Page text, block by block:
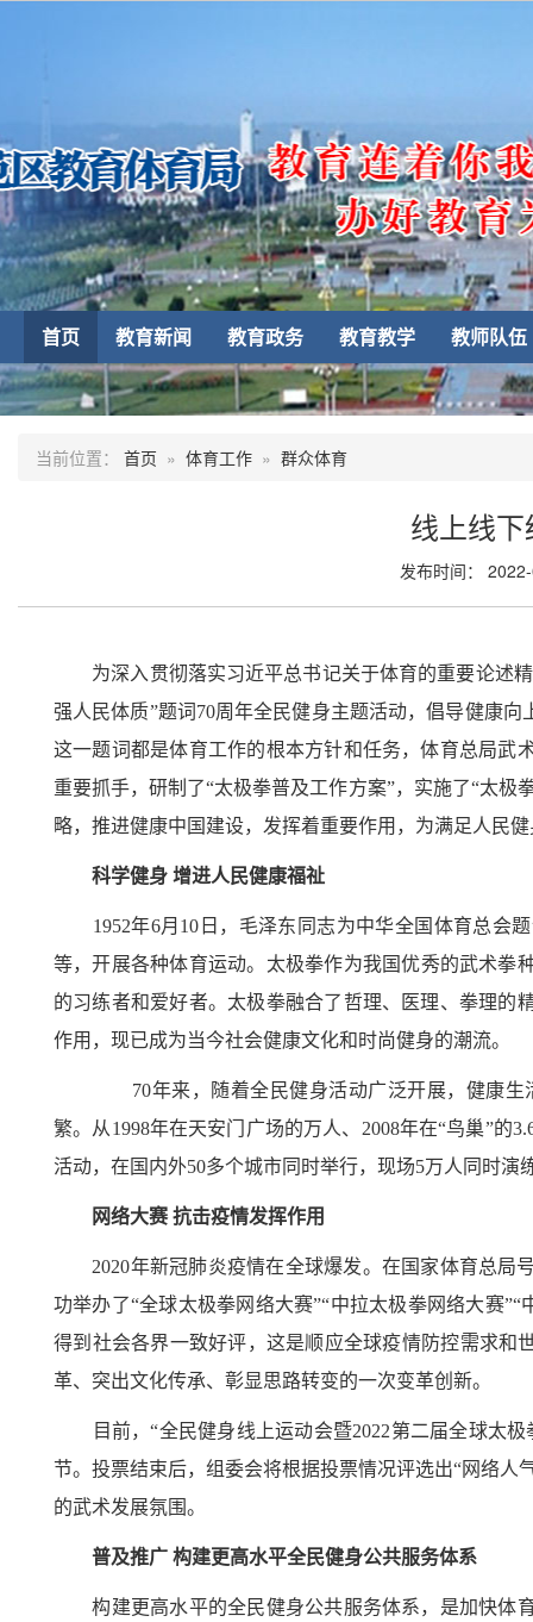
首页 教育新闻 教育政务 教育教学 教师队伍
当前位置： 首页 » 体育工作 » 群众体育
线上线
发布时间：
为深入贯彻落实习近平总书记关于体育的重要论述
强人民体质”题词70周年全民健身主题活动，倡导健康
这一题词都是体育工作的根本方针和任务，体育总局武
重要抓手，研制了“太极拳普及工作方案”，实施了“太
略，推进健康中国建设，发挥着重要作用，为满足人民
科学健身 增进人民健康福祉
1952年6月10日，毛泽东同志为中华全国体育总会题
等，开展各种体育运动。太极拳作为我国优秀的武术拳
的习练者和爱好者。太极拳融合了哲理、医理、拳理的
作用，现已成为当今社会健康文化和时尚健身的潮流。
70年来，随着全民健身活动广泛开展，健康生活
繁。从1998年在天安门广场的万人、2008年在“鸟巢”的
活动，在国内外50多个城市同时举行，现场5万人同时
网络大赛 抗击疫情发挥作用
2020年新冠肺炎疫情在全球爆发。在国家体育总局
功举办了“全球太极拳网络大赛”“中拉太极拳网络大赛
得到社会各界一致好评，这是顺应全球疫情防控需求和
革、突出文化传承、彰显思路转变的一次变革创新。
目前，“全民健身线上运动会暨2022第二届全球太极
节。投票结束后，组委会将根据投票情况评选出“网络
的武术发展氛围。
普及推广 构建更高水平全民健身公共服务体系
构建更高水平的全民健身公共服务体系，是加快体